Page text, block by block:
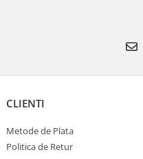
CLIENTI
Metode de Plata
Politica de Retur